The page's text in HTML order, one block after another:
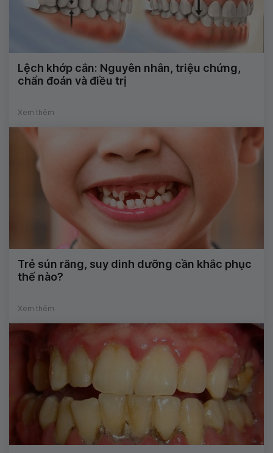
Lệch khớp cắn: Nguyên nhân, triệu chứng,
chẩn đoán và điều trị
Xem thêm
Trẻ sún răng, suy dinh dưỡng cần khắc phục
thế nào?
Xem thêm